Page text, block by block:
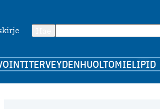
TERVEYDENHUOLTOMIELIPIDE